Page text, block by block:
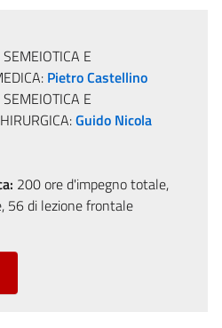
E
Pietro Castellino
E
Guido Nicola
200 ore d'impegno totale,
56 di lezione frontale